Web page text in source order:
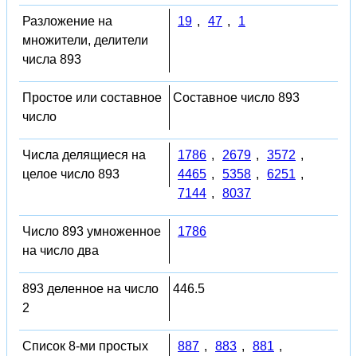
Разложение на
множители, делители
числа 893
19 , 47 , 1
Простое или составное
число
Составное число 893
Числа делящиеся на
целое число 893
1786 , 2679 , 3572 ,
4465 , 5358 , 6251 ,
7144 , 8037
Число 893 умноженное
на число два
1786
893 деленное на число
2
446.5
Список 8-ми простых
887 , 883 , 881 ,